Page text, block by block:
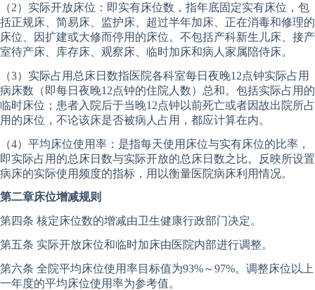
（2）实际开放床位：即实有床位数，指年底固定实有床位，包
括正规床、简易床、监护床、超过半年加床、正在消毒和修理的
床位、因扩建或大修而停用的床位。不包括产科新生儿床、接产
室待产床、库存床、观察床、临时加床和病人家属陪侍床。
（3）实际占用总床日数指医院各科室每日夜晚12点钟实际占用
病床数（即每日夜晚12点钟的住院人数）总和。包括实际占用的
临时床位；患者入院后于当晚12点钟以前死亡或者因故出院所占
用的床位，不论该床是否被病人占用，都应计算在内。
（4）平均床位使用率：是指每天使用床位与实有床位的比率，
即实际占用的总床日数与实际开放的总床日数之比。反映所设置
病床的实际使用频度的指标，用以衡量医院病床利用情况。
第二章床位增减规则
第四条 核定床位数的增减由卫生健康行政部门决定。
第五条 实际开放床位和临时加床由医院内部进行调整。
第六条 全院平均床位使用率目标值为93%～97%。调整床位以上
一年度的平均床位使用率为参考值。